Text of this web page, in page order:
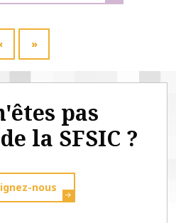
»
pas
la SFSIC ?
nous